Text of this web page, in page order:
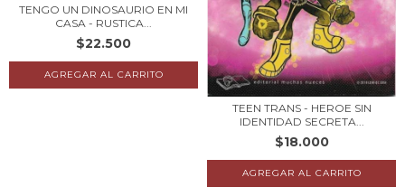
TENGO UN DINOSAURIO EN MI
CASA - RUSTICA...
$22.500
TEEN TRANS - HEROE SIN
IDENTIDAD SECRETA...
$18.000